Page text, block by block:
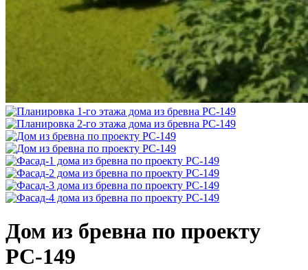
Дом из бревна по проекту
РС-149